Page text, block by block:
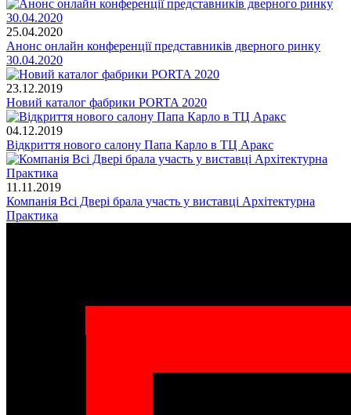
25.04.2020
Анонс онлайн конференції представників дверного ринку
30.04.2020
23.12.2019
Новий каталог фабрики PORTA 2020
04.12.2019
Відкриття нового салону Папа Карло в ТЦ Аракс
11.11.2019
Компанія Всі Двері брала участь у виставці Архітектурна
Практика